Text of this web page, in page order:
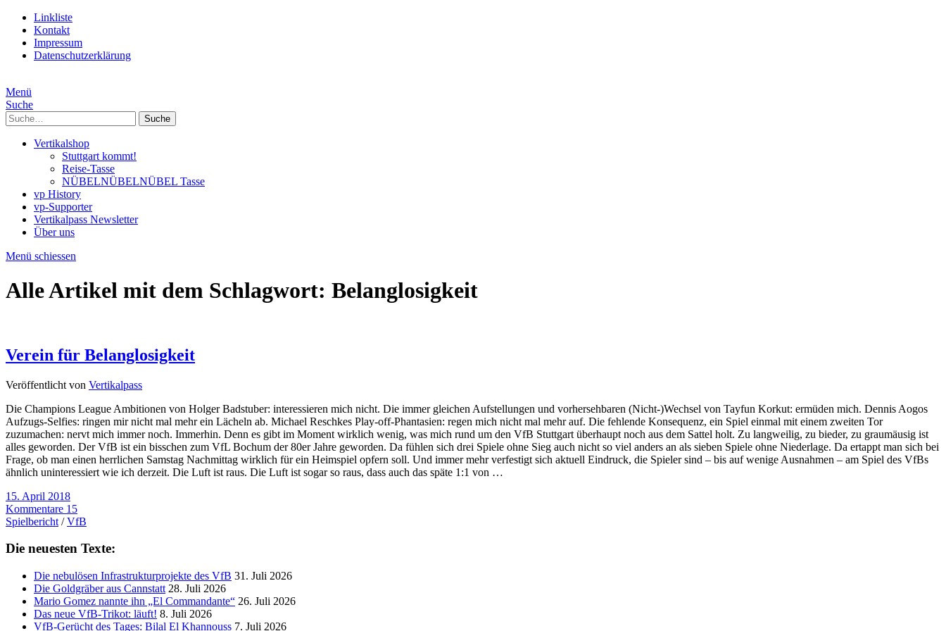
Linkliste
Kontakt
Impressum
Datenschutzerklärung
Menü
Suche
Suche
Vertikalshop
Stuttgart kommt!
Reise-Tasse
NÜBELNÜBELNÜBEL Tasse
vp History
vp-Supporter
Vertikalpass Newsletter
Über uns
Menü schiessen
Alle Artikel mit dem Schlagwort: Belanglosigkeit
Verein für Belanglosigkeit
Veröffentlicht von Vertikalpass
Die Champions League Ambitionen von Holger Badstuber: interessieren mich nicht. Die immer gleichen Aufstellungen und vorhersehbaren (Nicht-)Wechsel von Tayfun Korkut: ermüden mich. Dennis Aogos
Aufzugs-Selfies: ringen mir nicht mal mehr ein Lächeln ab. Michael Reschkes Play-off-Phantasien: regen mich nicht mal mehr auf. Die fehlende Konsequenz, ein Spiel einmal mit einem zweiten Tor
zuzumachen: nervt mich immer noch. Immerhin. Denn es gibt im Moment wirklich wenig, was mich rund um den VfB Stuttgart überhaupt noch aus dem Sattel holt. Zu langweilig, zu bieder, zu graumäusig ist
alles geworden. Der VfB ist ein bisschen zum VfL Bochum der 80er Jahre geworden. Da fühlen sich drei Spiele ohne Sieg auch nicht so viel anders an als sieben Spiele ohne Niederlage. Da ertappt man sich bei
Frage, ob man einen herrlichen Samstag Nachmittag wirklich für ein Heimspiel opfern soll. Und immer mehr verfestigt sich aktuell Eindruck, die Spieler sind – bis auf wenige Ausnahmen – am Spiel des VfBs
ähnlich uninteressiert wie ich derzeit. Die Luft ist raus. Die Luft ist sogar so raus, dass auch das späte 1:1 von …
15. April 2018
Kommentare 15
Spielbericht /VfB
Die neuesten Texte:
Die nebulösen Infrastrukturprojekte des VfB 31. Juli 2026
Die Goldgräber aus Cannstatt 28. Juli 2026
Mario Gomez nannte ihn „El Commandante“ 26. Juli 2026
Das neue VfB-Trikot: läuft! 8. Juli 2026
VfB-Gerücht des Tages: Bilal El Khannouss 7. Juli 2026